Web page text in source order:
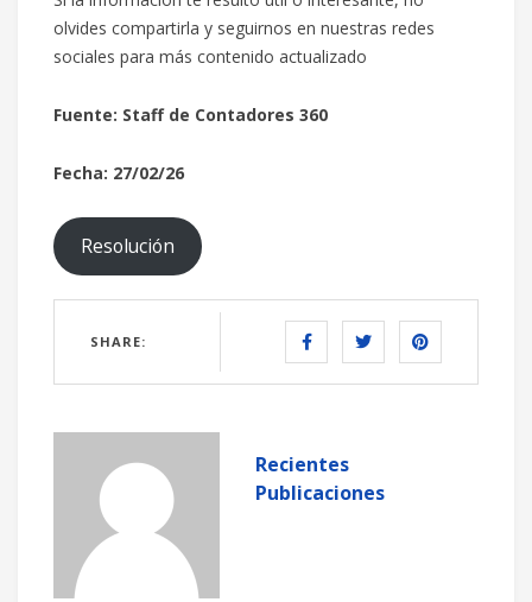
olvides compartirla y seguirnos en nuestras redes
sociales para más contenido actualizado
Fuente: Staff de Contadores 360
Fecha: 27/02/26
Resolución
SHARE:
Recientes
Publicaciones